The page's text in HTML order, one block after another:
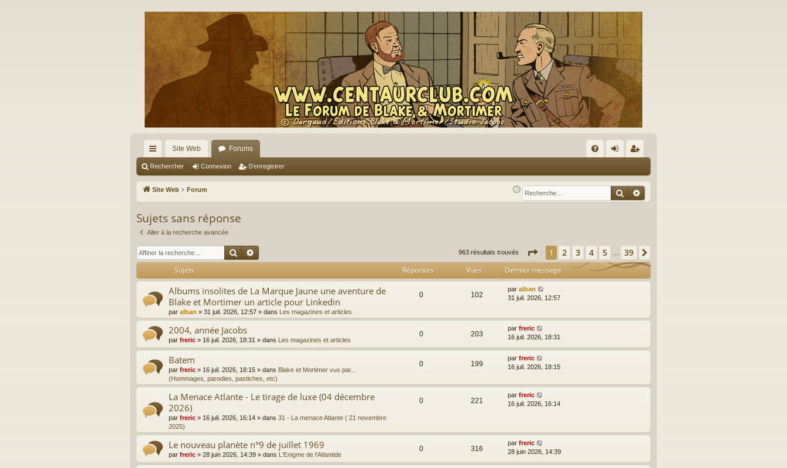
cc
ès
ra
pi
de
Site Web Forums
Q ne
xi
nr
eg
Rechercher Connexion S’enregistrer
Site Web Forum Rechercher
Recherche avancée
Sujets sans réponse
Aller à la recherche avancée
Rechercher 963 résultats trouvés Page 1sur 39
1 2 3 4 5 … 39
Sujets Réponses Vues Dernier message
Albums insolites de La Marque Jaune une aventure de
Blake et Mortimer un article pour Linkedin
par alban » 31 juil. 2026, 12:57 » dans Les magazines et articles
0 102
par alban
31 juil. 2026, 12:57
2004, année Jacobs
par freric » 16 juil. 2026, 18:31 » dans Les magazines et articles
0 203
par freric
16 juil. 2026, 18:31
Batem
par freric » 16 juil. 2026, 18:15 » dans Blake et Mortimer vus par...
(Hommages, parodies, pastiches, etc)
0 199
par freric
16 juil. 2026, 18:15
La Menace Atlante - Le tirage de luxe (04 décembre
2026)
par freric » 16 juil. 2026, 16:14 » dans 31 - La menace Atlante ( 21 novembre
2025)
0 221
par freric
16 juil. 2026, 16:14
Le nouveau planète n°9 de juillet 1969
par freric » 28 juin 2026, 14:39 » dans L'Enigme de l'Atlantide
0 316
par freric
28 juin 2026, 14:39